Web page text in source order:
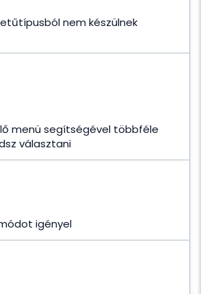
nem készülnek
menü segítségével többféle
választani
igényel